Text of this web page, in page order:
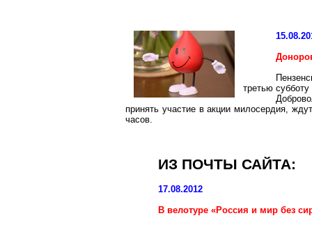
третью
принять участие в акции милосердия,
часов.
ИЗ ПОЧТЫ САЙТА:
17.08.2012
В велотуре «Россия и мир без